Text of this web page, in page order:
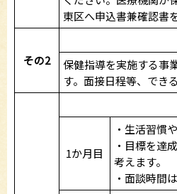
東区へ申込書兼確認書
その2
保健指導を実施する事
す。面接日程等、でき
1か月目
・生活習慣
・目標を達
考えます。
・面談時間